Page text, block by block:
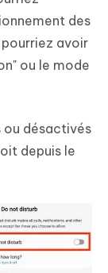
des
avoir
ou le mode
ou désactivés
depuis le